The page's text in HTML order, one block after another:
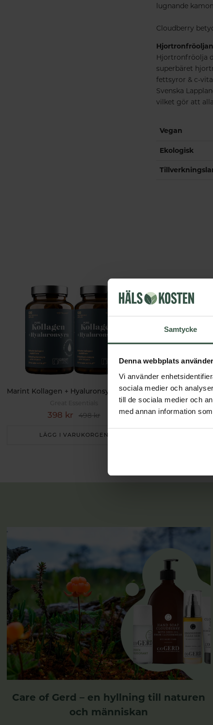
Samtycke
Denna webbplats
Vi använder
sociala medier och
till de sociala medier och
med annan information
lugnande
Cloudberry
Hjortronfröolja
superbäret
fettsyror & c-
Svenska
vilket gör att
Vegan
Ekologisk
Marint Kollagen + Hyaluronsyra Ekonomipack 2x120k
Great Essentials
398 kr 498 kr
LÄGG I VARUKORGEN
498
Care of Gerd – en hyllning till naturen
och människan